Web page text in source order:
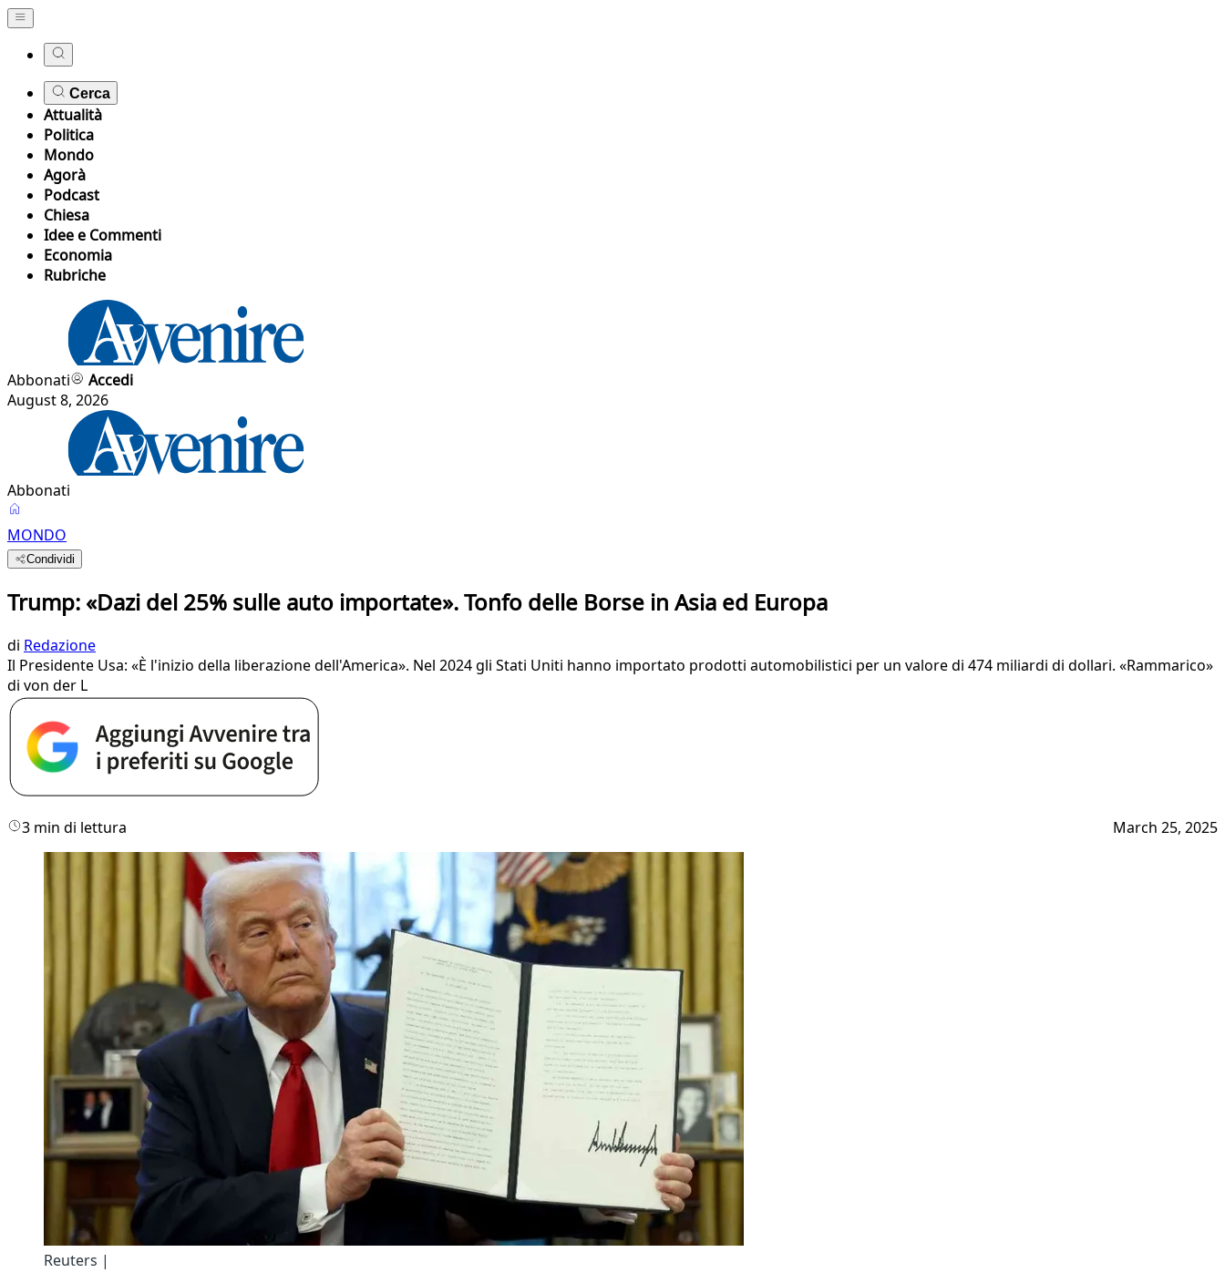
Cerca
Attualità
Politica
Mondo
Agorà
Podcast
Chiesa
Idee e Commenti
Economia
Rubriche
Abbonati
Accedi
August 8, 2026
Abbonati
MONDO
Condividi
Trump: «Dazi del 25% sulle auto importate». Tonfo delle Borse in Asia ed Europa
di Redazione
Il Presidente Usa: «È l'inizio della liberazione dell'America». Nel 2024 gli Stati Uniti hanno importato prodotti automobilistici per un valore di 474 miliardi di dollari. «Rammarico»
di von der L
3 min di lettura March 25, 2025
Reuters |